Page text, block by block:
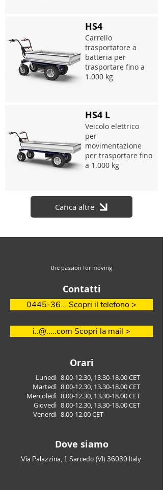
HS4
Carrello
trasportatore a
batteria per
trasportare fino a
1.000 kg
HS4 L
Veicolo elettrico
per
movimentazione
per trasportare fino
a 1.000 kg
Carica altre
the passion for moving
Contatti
0445-36... Scopri il telefono >
i..@.....com Scopri la mail >
Orari
Lunedì
Martedì
Mercoledì
Giovedì
Venerdì
8.00-12.30, 13.30-18.00CET
8.00-12.30, 13.30-18.00CET
8.00-12.30, 13.30-18.00CET
8.00-12.30, 13.30-18.00CET
8.00-12.00CET
Dove siamo
Via Palazzina, 1 Sarcedo (VI) 36030 Italy.